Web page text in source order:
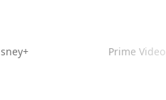
Prime Video